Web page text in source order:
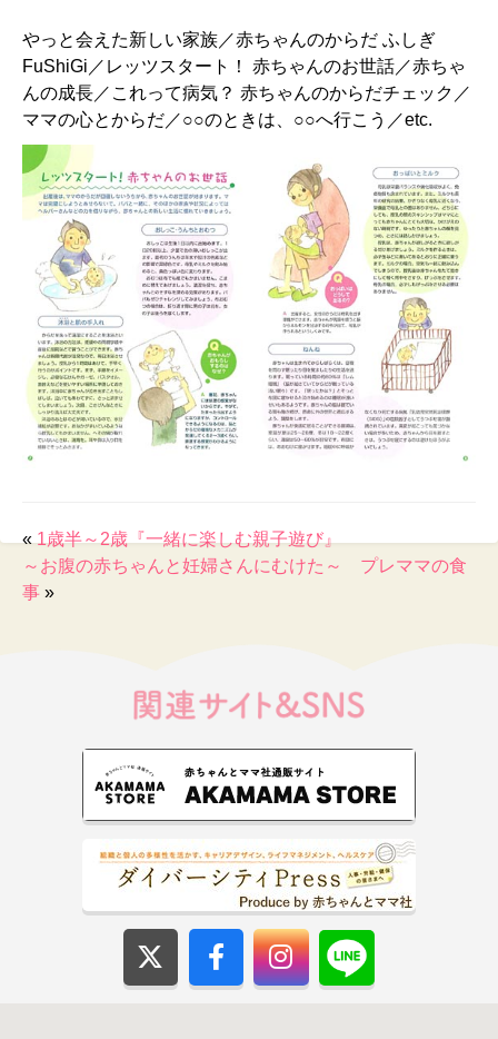
やっと会えた新しい家族／赤ちゃんのからだ ふしぎ
FuShiGi／レッツスタート！ 赤ちゃんのお世話／赤ちゃ
んの成長／これって病気？ 赤ちゃんのからだチェック／
ママの心とからだ／○○のときは、○○へ行こう／etc.
«1歳半～2歳『一緒に楽しむ親子遊び』
～お腹の赤ちゃんと妊婦さんにむけた～ プレママの食
事 »